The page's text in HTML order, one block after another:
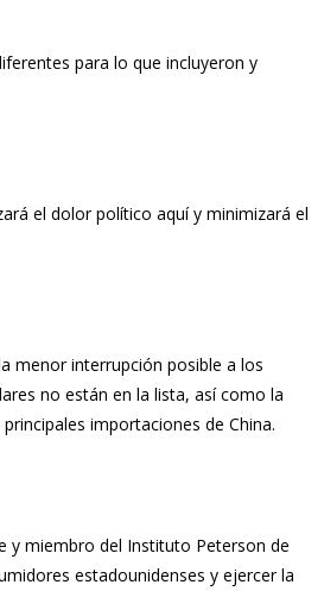
para lo que incluyeron y
el dolor político aquí y minimizará el
menor interrupción posible a los
no están en la lista, así como la
importaciones de China.
y miembro del Instituto Peterson de
estadounidenses y ejercer la